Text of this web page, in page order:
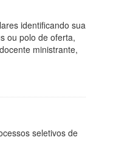
identificando sua
ou polo de oferta,
ministrante,
seletivos de